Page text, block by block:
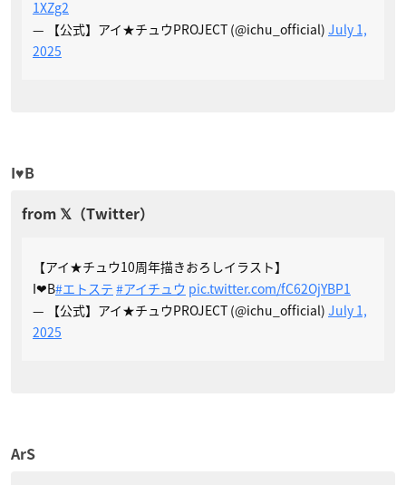
1XZg2
— 【公式】アイ★チュウPROJECT (@ichu_official) July 1,
2025
I♥B
【アイ★チュウ10周年描きおろしイラスト】
I❤B#エトステ #アイチュウ pic.twitter.com/fC62OjYBP1
— 【公式】アイ★チュウPROJECT (@ichu_official) July 1,
2025
ArS